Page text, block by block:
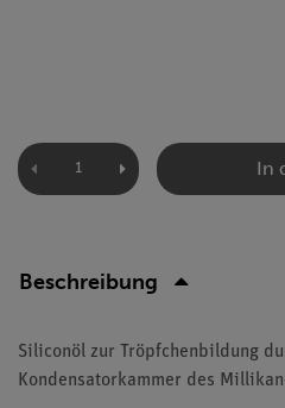
In
Beschreibung
Siliconöl zur Tröpfchenbildung
Kondensatorkammer des